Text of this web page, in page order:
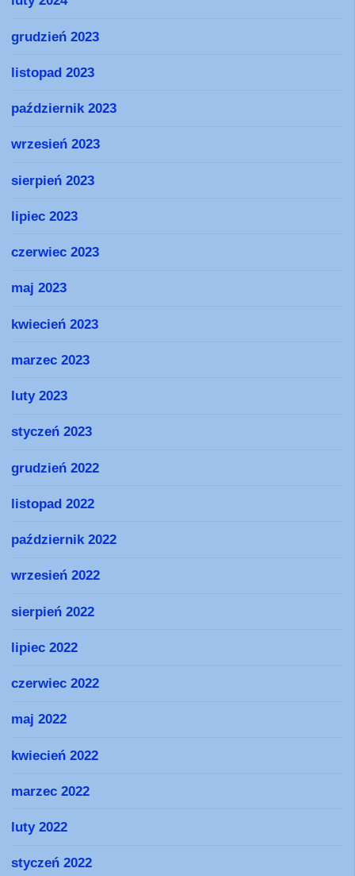
grudzień 2023
listopad 2023
październik 2023
wrzesień 2023
sierpień 2023
lipiec 2023
czerwiec 2023
maj 2023
kwiecień 2023
marzec 2023
luty 2023
styczeń 2023
grudzień 2022
listopad 2022
październik 2022
wrzesień 2022
sierpień 2022
lipiec 2022
czerwiec 2022
maj 2022
kwiecień 2022
marzec 2022
luty 2022
styczeń 2022